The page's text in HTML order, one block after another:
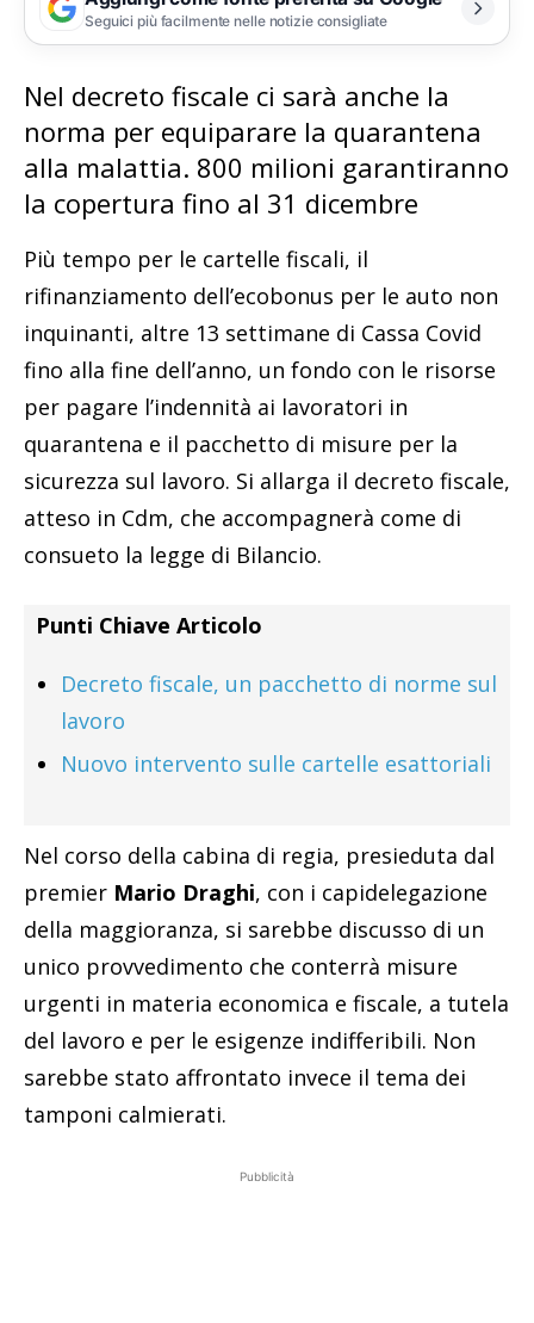
Seguici più facilmente nelle notizie consigliate
Nel decreto fiscale ci sarà anche la
norma per equiparare la quarantena
alla malattia. 800 milioni garantiranno
la copertura fino al 31 dicembre
Più tempo per le cartelle fiscali, il
rifinanziamento dell’ecobonus per le auto non
inquinanti, altre 13 settimane di Cassa Covid
fino alla fine dell’anno, un fondo con le risorse
per pagare l’indennità ai lavoratori in
quarantena e il pacchetto di misure per la
sicurezza sul lavoro. Si allarga il decreto fiscale,
atteso in Cdm, che accompagnerà come di
consueto la legge di Bilancio.
Punti Chiave Articolo
Decreto fiscale, un pacchetto di norme sul
lavoro
Nuovo intervento sulle cartelle esattoriali
Nel corso della cabina di regia, presieduta dal
premier Mario Draghi, con i capidelegazione
della maggioranza, si sarebbe discusso di un
unico provvedimento che conterrà misure
urgenti in materia economica e fiscale, a tutela
del lavoro e per le esigenze indifferibili. Non
sarebbe stato affrontato invece il tema dei
tamponi calmierati.
Pubblicità